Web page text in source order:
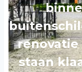
renovatie
staan